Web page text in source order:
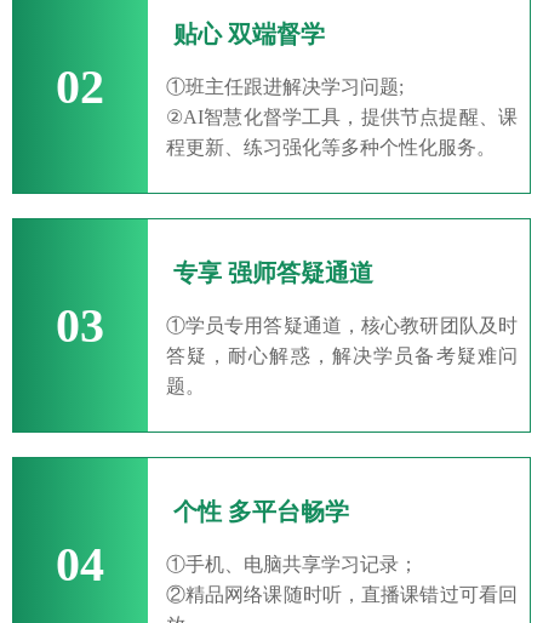
02
贴心 双端督学
①班主任跟进解决学习问题;
②AI智慧化督学工具，提供节点提醒、课
程更新、练习强化等多种个性化服务。
03
专享 强师答疑通道
①学员专用答疑通道，核心教研团队及时
答疑，耐心解惑，解决学员备考疑难问
题。
04
个性 多平台畅学
①手机、电脑共享学习记录；
②精品网络课随时听，直播课错过可看回